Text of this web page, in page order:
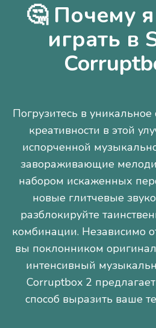
🤔 Почему
играть в
Погрузитесь в
креативности в этой
испорченной
завораживающие
набором искаженных
новые глитчевые
разблокируйте
комбинации. Независимо
вы поклонником
интенсивный
Corruptbox 2
способ выразить ваше